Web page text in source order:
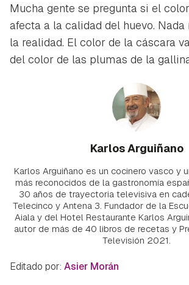
Mucha gente se pregunta si el
afecta a la calidad del huevo. Nada
la realidad. El color de la cáscara
del color de las plumas de la
Karlos Arguiñano
Karlos Arguiñano es un cocinero vasco y
más reconocidos de la gastronomía
30 años de trayectoria televisiva en
Telecinco y Antena 3. Fundador de la
Aiala y del Hotel Restaurante Karlos
autor de más de 40 libros de recetas y
Televisión 2021.
Editado por: Asier Morán